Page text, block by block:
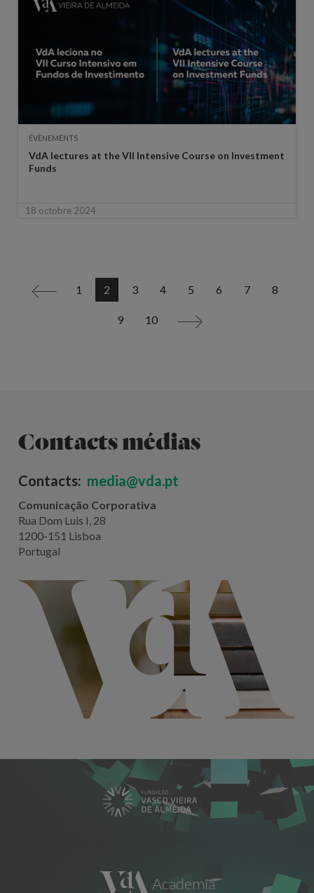
ÉVÈNEMENTS
VdA lectures at the VII Intensive Course on Investment
Funds
18 octobre 2024
< 1 2 3 4 5 6 7 8
9 10 >
Contacts médias
Contacts: media@vda.pt
Comunicação Corporativa
Rua Dom Luis I, 28
1200-151 Lisboa
Portugal